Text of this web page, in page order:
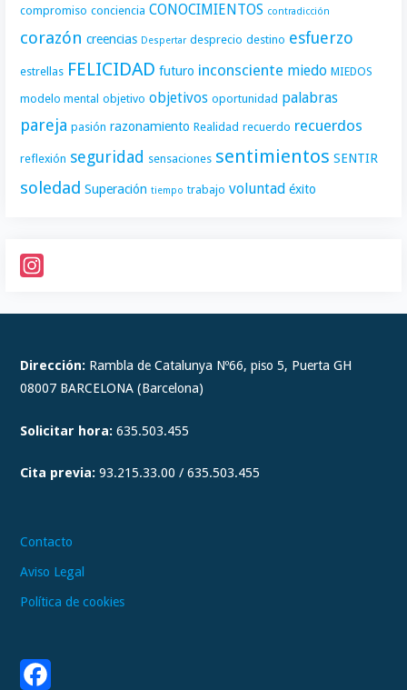
compromiso conciencia CONOCIMIENTOS contradicción
corazón creencias Despertar desprecio destino esfuerzo
estrellas FELICIDAD futuro inconsciente miedo MIEDOS
modelo mental objetivo objetivos oportunidad palabras
pareja pasión razonamiento Realidad recuerdo recuerdos
reflexión seguridad sensaciones sentimientos SENTIR
soledad Superación tiempo trabajo voluntad éxito
n
t
a
r
m
Dirección: Rambla de Catalunya Nº66, piso 5, Puerta GH
08007 BARCELONA (Barcelona)
Solicitar hora: 635.503.455
Cita previa: 93.215.33.00 / 635.503.455
Contacto
Aviso Legal
Política de cookies